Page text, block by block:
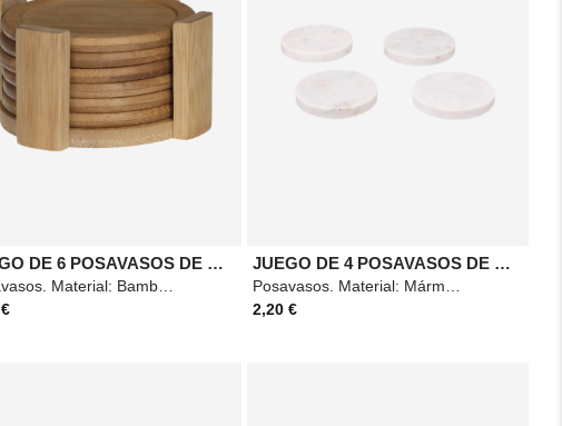
JUEGO DE 6 POSAVASOS DE BAMBÚ 10CM JUEGO DE 4 POSAVASOS DE MÁRMOL BLANCO
2,20 €